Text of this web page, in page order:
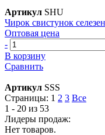
Артикул SHU
Чирок свистунок
Оптовая цена
-
В корзину
Сравнить
Артикул SSS
Страницы: 1 2 3 Все
1 - 20 из 53
Лидеры продаж:
Нет товаров.